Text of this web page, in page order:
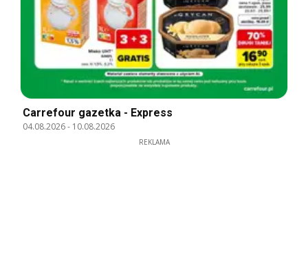
Carrefour gazetka - Express
04.08.2026- 10.08.2026
REKLAMA